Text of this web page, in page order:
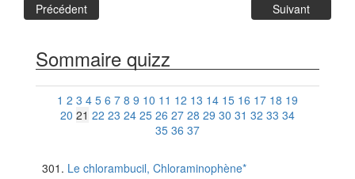
Précédent Suivant
Sommaire quizz
1 2 3 4 5 6 7 8 9 10 11 12 13 14 15 16 17 18 19
20 21 22 23 24 25 26 27 28 29 30 31 32 33 34
35 36 37
Le chlorambucil, Chloraminophène*